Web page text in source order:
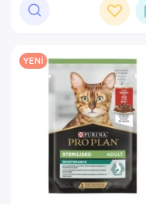
YENI